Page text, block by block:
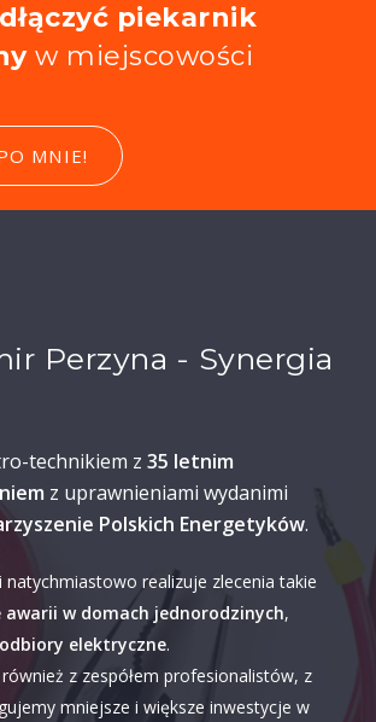
piekarnik
w miejscowości
MNIE!
Perzyna - Synergia
technikiem z 35 letnim
z uprawnieniami wydanimi
Polskich Energetyków.
natychmiastowo realizuje zlecenia takie
awarii w domach jednorodzinych,
elektryczne.
z zespółem profesionalistów, z
mniejsze i większe inwestycje w